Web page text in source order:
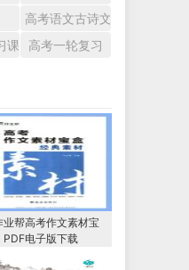
高考语文古诗文
课件高考一轮复习
业帮高考作文素材宝
PDF电子版下载